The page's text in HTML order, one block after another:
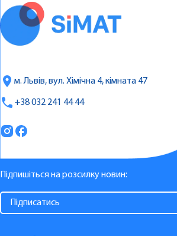
м. Львів, вул. Хімічна 4, кімната 47
+38 032 241 44 44
Підпишіться на розсилку новин: